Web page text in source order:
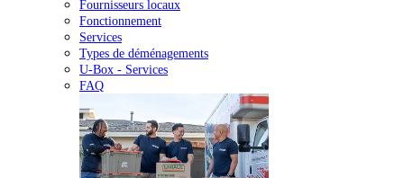
Fournisseurs locaux
Fonctionnement
Services
Types de déménagements
U-Box - Services
FAQ